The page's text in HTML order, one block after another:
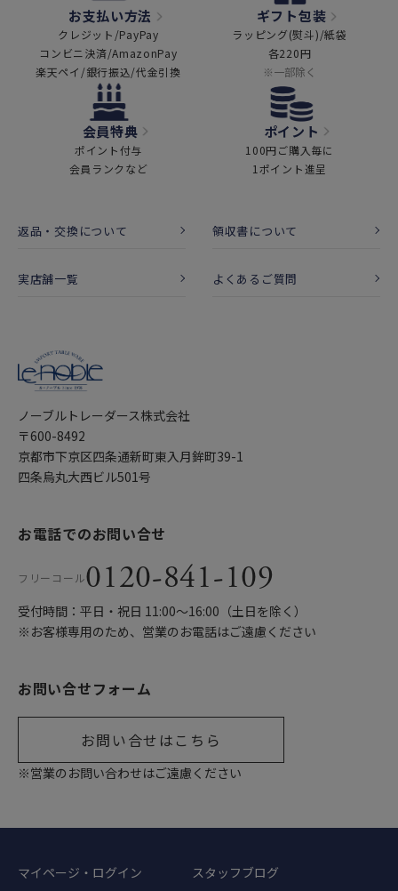
お支払い方法
クレジット/PayPay
コンビニ決済/AmazonPay
楽天ペイ/銀行振込/代金引換
ギフト包装
ラッピング(熨斗)/紙袋
各220円
※一部除く
会員特典
ポイント付与
会員ランクなど
ポイント
100円ご購入毎に
1ポイント進呈
返品・交換について 領収書について
実店舗一覧 よくあるご質問
ノーブルトレーダース株式会社
〒600-8492
京都市下京区四条通新町東入月鉾町39-1
四条烏丸大西ビル501号
お電話でのお問い合せ
フリーコール0120-841-109
受付時間：平日・祝日 11:00〜16:00（土日を除く）
※お客様専用のため、営業のお電話はご遠慮ください
お問い合せフォーム
お問い合せはこちら
※営業のお問い合わせはご遠慮ください
マイページ・ログイン スタッフブログ